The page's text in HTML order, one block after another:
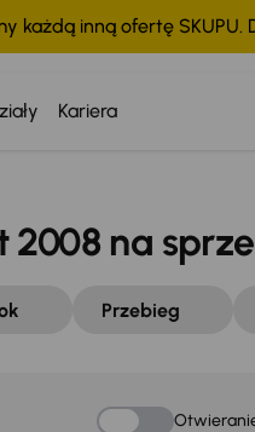
każdą inną ofertę
Kariera
2008 na
Przebieg